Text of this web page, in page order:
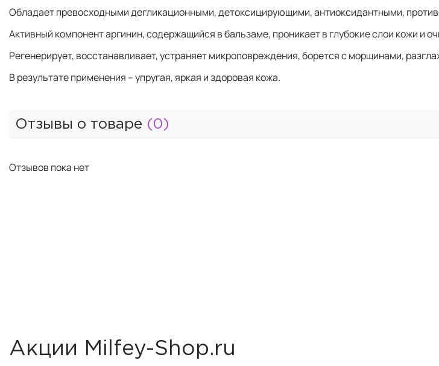
Обладает превосходными дегликационными, детоксицирующими, антиоксидантными,
Активный компонент аргинин, содержащийся в бальзаме, проникает в глубокие слои кожи и
Регенерирует, восстанавливает, устраняет микроповреждения, борется с морщинами,
В результате применения – упругая, яркая и здоровая кожа.
Отзывы о товаре (0)
Отзывов пока нет
Акции Milfey-Shop.ru